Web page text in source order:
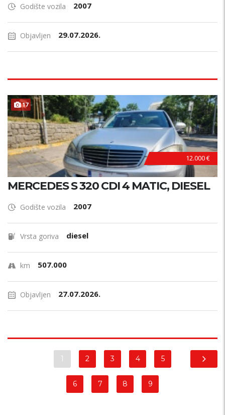
Godište vozila 2007
Objavljen 29.07.2026.
17
12.000 €
MERCEDES S 320 CDI 4 MATIC, DIESEL
Godište vozila 2007
Vrsta goriva diesel
km 507.000
Objavljen 27.07.2026.
1 2 3 4 5
6 7 8 9